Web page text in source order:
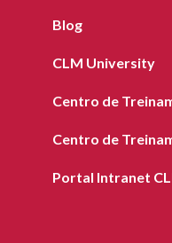
Blog
CLM University
Centro de
Centro de
Portal Intranet